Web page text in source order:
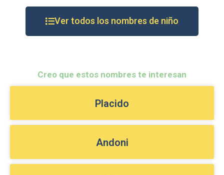
Ver todos los nombres de niño
Creo que estos nombres te interesan
Placido
Andoni